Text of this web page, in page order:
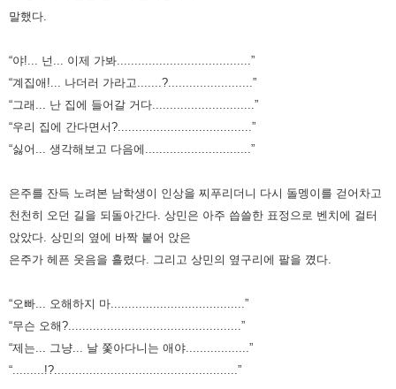
말했다.
“야!... 넌... 이제 가봐......................................”
“계집애!... 나더러 가라고.......?........................”
“그래... 난 집에 들어갈 거다.............................”
“우리 집에 간다면서?......................................”
“싫어... 생각해보고 다음에..............................”
은주를 잔득 노려본 남학생이 인상을 찌푸리더니 다시 돌멩이를 걷어차고
천천히 오던 길을 되돌아간다. 상민은 아주 씁쓸한 표정으로 벤치에 걸터
앉았다. 상민의 옆에 바짝 붙어 앉은
은주가 헤픈 웃음을 흘렸다. 그리고 상민의 옆구리에 팔을 꼈다.
“오빠... 오해하지 마......................................”
“무슨 오해?.................................................”
“제는... 그냥... 날 쫓아다니는 애야..................”
“.........!?....................................................”